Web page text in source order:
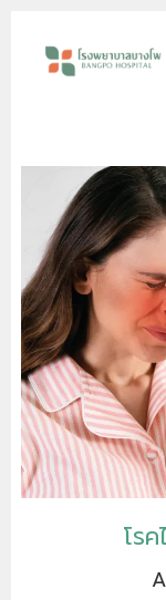
contentพยาบาล
Good
Health
โร